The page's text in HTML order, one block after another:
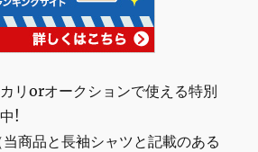
リorオークションで使える特別
!
商品と長袖シャツと記載のある